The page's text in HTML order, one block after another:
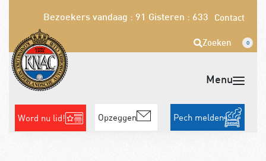
Bezoekers vandaag : 91 Gisteren : 633 Contact
Zoeken 0
Word nu lid! Opzeggen Pech melden